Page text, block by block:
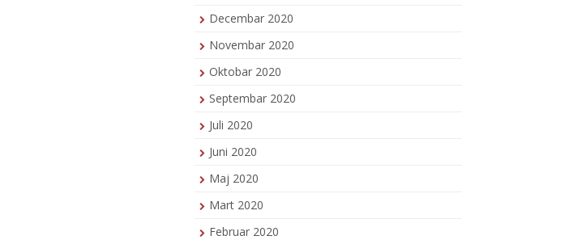
Decembar 2020
Novembar 2020
Oktobar 2020
Septembar 2020
Juli 2020
Juni 2020
Maj 2020
Mart 2020
Februar 2020